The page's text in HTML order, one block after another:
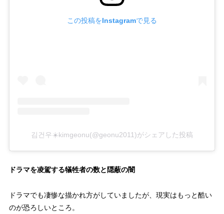
この投稿をInstagramで見る
김건우☀️kimgeonu(@geonu2011)がシェアした投稿
ドラマを凌駕する犠牲者の数と隠蔽の闇
ドラマでも凄惨な描かれ方がしていましたが、現実はもっと酷い
のが恐ろしいところ。